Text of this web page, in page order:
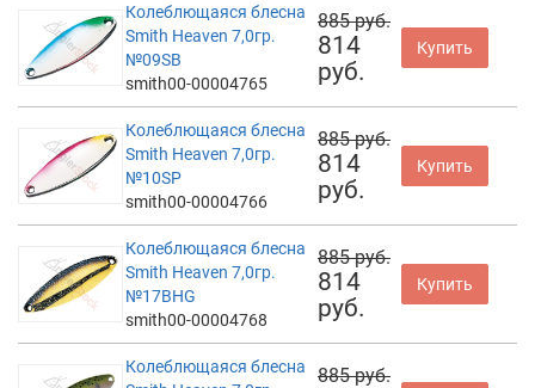
Колеблющаяся блесна
Smith Heaven 7,0гр.
№09SB
smith00-00004765
885 руб.
814
руб.
Купить
Колеблющаяся блесна
Smith Heaven 7,0гр.
№10SP
smith00-00004766
885 руб.
814
руб.
Купить
Колеблющаяся блесна
Smith Heaven 7,0гр.
№17BHG
smith00-00004768
885 руб.
814
руб.
Купить
Колеблющаяся блесна
885 руб.